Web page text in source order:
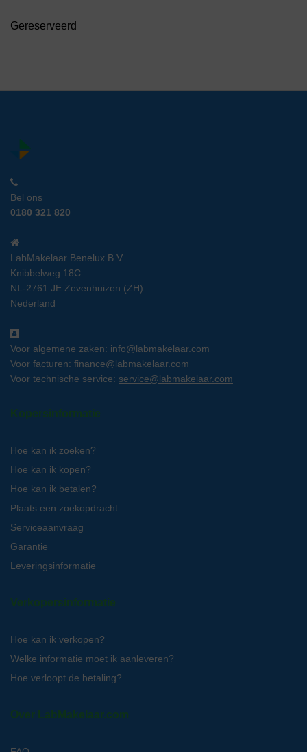
Gereserveerd
Bel ons
0180 321 820
LabMakelaar Benelux B.V.
Knibbelweg 18C
NL-2761 JE Zevenhuizen (ZH)
Nederland
Voor algemene zaken: info@labmakelaar.com
Voor facturen: finance@labmakelaar.com
Voor technische service: service@labmakelaar.com
Kopersinformatie
Hoe kan ik zoeken?
Hoe kan ik kopen?
Hoe kan ik betalen?
Plaats een zoekopdracht
Serviceaanvraag
Garantie
Leveringsinformatie
Verkopersinformatie
Hoe kan ik verkopen?
Welke informatie moet ik aanleveren?
Hoe verloopt de betaling?
Over LabMakelaar.com